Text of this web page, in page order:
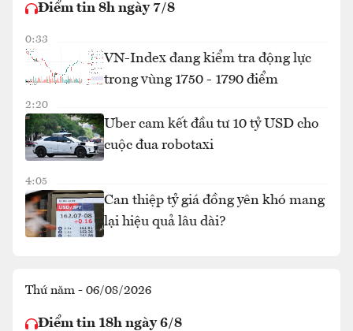
Điểm tin 8h ngày 7/8
0:33
VN-Index đang kiểm tra động lực
trong vùng 1750 - 1790 điểm
2:20
Uber cam kết đầu tư 10 tỷ USD cho
cuộc đua robotaxi
4:05
Can thiệp tỷ giá đồng yên khó mang
lại hiệu quả lâu dài?
Thứ năm - 06/08/2026
Điểm tin 18h ngày 6/8